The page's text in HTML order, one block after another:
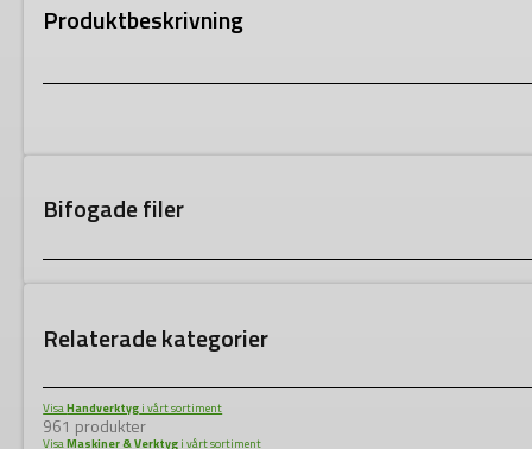
Produktbeskrivning
Bifogade filer
Relaterade kategorier
VisaHandverktyg i vårt sortiment
961 produkter
VisaMaskiner & Verktyg i vårt sortiment